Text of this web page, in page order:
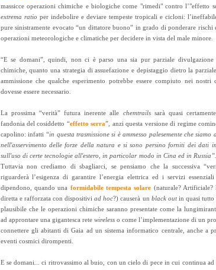
massicce operazioni chimiche e biologiche come "rimedi" contro l’"effetto
extrema ratio per indebolire e deviare tempeste tropicali e cicloni:
pure sinistramente evocato “un dittatore buono” in grado di ponderare rischi
operazioni meteorologiche e climatiche per decidere in vista del male minore.
“E se domani”, quindi, non ci è parso una sia pur parziale divulgazione
chimiche, quanto una strategia di assuefazione e depistaggio dietro la
ammissione che qualche esperimento potrebbe essere compiuto nei nostri
dovesse essere necessario.
La prossima “verità” futura inerente alle chemtrailssarà quasi
fandonia del cosiddetto “effetto serra”, anzi questa versione di regime
capolino: infatti “in questa trasmissione si è ammesso palesemente che siamo
nell'asservimento delle forze della natura e si sono persino forniti dei dati
sull'uso di certe tecnologie all'estero, in particolar modo in Cina ed in Russia”.
Tuttavia non crediamo di sbagliarci, se pensiamo che la successiva
riguarderà l’esigenza di garantire l’energia elettrica ed i servizi essenziali
dipendono, quando una formidabile tempesta solare (naturale? Artificiale?
diretta e rafforzata con dispositiviad hoc?) causerà un black outin quasi tutto
plausibile che le operazioni chimiche saranno presentate come la
ad approntare una gigantesca rete wirelesso come l’implementazione di un
connettere gli abitanti di Gaia ad un sistema informatico centrale, anche a
eventi cosmici dirompenti.
E se domani... ci ritrovassimo al buio, con un cielo di pece in cui continua ad